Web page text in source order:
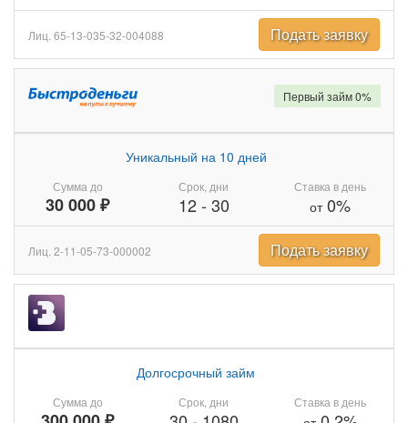
Лиц. 65-13-035-32-004088 Подать заявку
Сумма до
30 000 ₽
Уникальный на 10 дней
Срок, дни
12- 30
Ставка в день
от0%
Первый займ 0%
Лиц. 2-11-05-73-000002 Подать заявку
Сумма до
Долгосрочный займ
Срок, дни Ставка в день